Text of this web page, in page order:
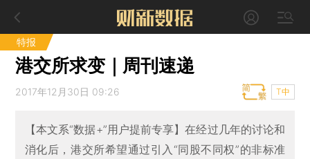
特报
港交所求变｜周刊速递
2017年12月30日 09:26 T中
【本文系“数据+”用户提前专享】在经过几年的讨论和
消化后，港交所希望通过引入“同股不同权”的非标准